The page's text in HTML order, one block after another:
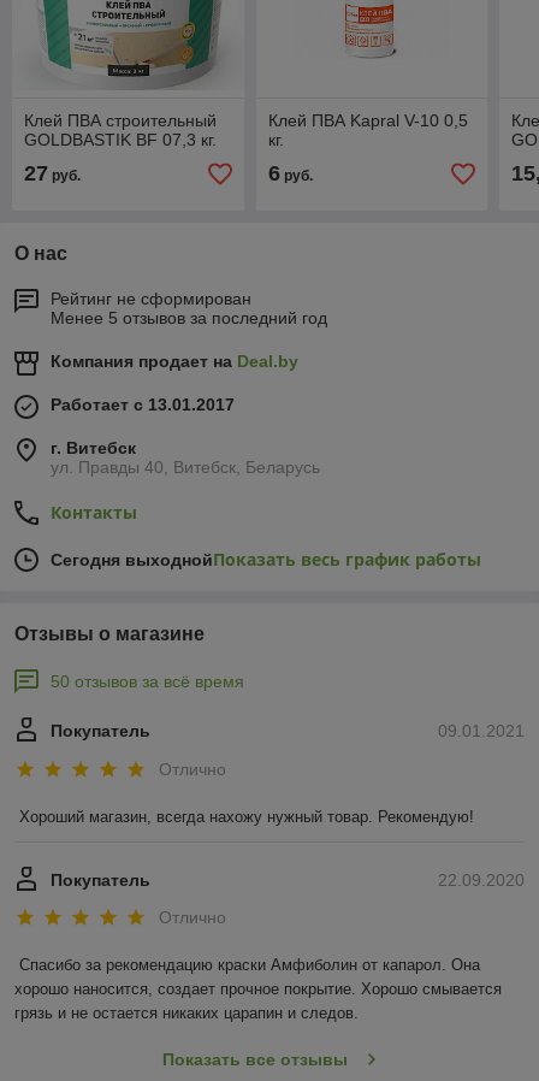
Клей ПВА строительный
GOLDBASTIK BF 07,3 кг.
27 руб.
Клей ПВА Kapral V-10 0,5
кг.
6руб.
О нас
Рейтинг не сформирован
Менее 5 отзывов за последний год
Компания продает на Deal.by
Работает с 13.01.2017
г. Витебск
ул. Правды 40, Витебск, Беларусь
Контакты
Сегодня выходнойПоказать весь график работы
Отзывы о магазине
50 отзывов за всё время
09.01.2021
Покупатель
Отлично
Хороший магазин, всегда нахожу нужный товар. Рекомендую!
22.09.2020
Покупатель
Отлично
Спасибо за рекомендацию краски Амфиболин от капарол. Она
хорошо наносится, создает прочное покрытие. Хорошо смывается
грязь и не остается никаких царапин и следов.
Показать все отзывы